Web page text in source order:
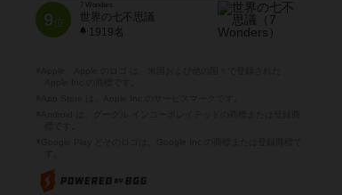
9位
7 Wonders
世界の七不思議
1919名